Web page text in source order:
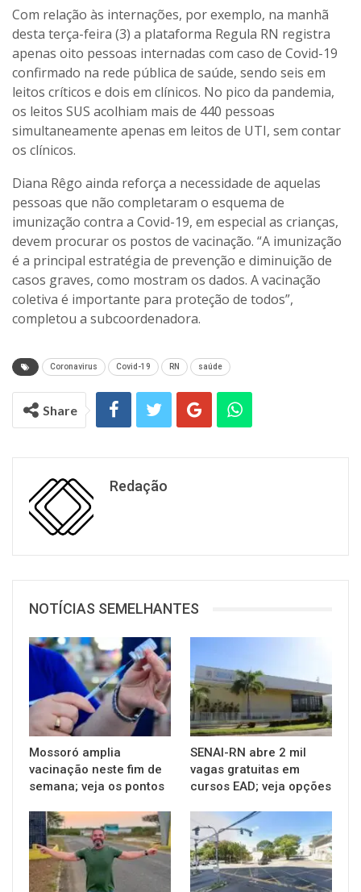
Com relação às internações, por exemplo, na manhã
desta terça-feira (3) a plataforma Regula RN registra
apenas oito pessoas internadas com caso de Covid-19
confirmado na rede pública de saúde, sendo seis em
leitos críticos e dois em clínicos. No pico da pandemia,
os leitos SUS acolhiam mais de 440 pessoas
simultaneamente apenas em leitos de UTI, sem contar
os clínicos.
Diana Rêgo ainda reforça a necessidade de aquelas
pessoas que não completaram o esquema de
imunização contra a Covid-19, em especial as crianças,
devem procurar os postos de vacinação. “A imunização
é a principal estratégia de prevenção e diminuição de
casos graves, como mostram os dados. A vacinação
coletiva é importante para proteção de todos”,
completou a subcoordenadora.
Coronavirus Covid-19 RN saúde
Share
Redação
NOTÍCIAS SEMELHANTES
Mossoró amplia
vacinação neste fim de
semana; veja os pontos
SENAI-RN abre 2 mil
vagas gratuitas em
cursos EAD; veja opções